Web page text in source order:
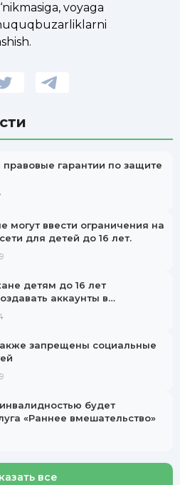
voyaga
правовые гарантии по защите
могут ввести ограничения на
для детей до 16 лет.
детям до 16 лет
аккаунты в
запрещены социальные
будет
«Раннее вмешательство»
все